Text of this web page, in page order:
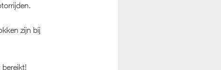
zijn bij